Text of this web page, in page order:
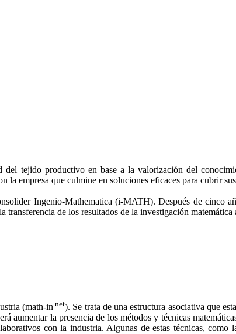
tejido productivo en base a la valorización del
empresa que culmine en soluciones eficaces para cubrir
Ingenio-Mathematica (i-MATH). Después de cinco
de los resultados de la investigación matemática
(math-in .net). Se trata de una estructura asociativa que
aumentar la presencia de los métodos y técnicas
con la industria. Algunas de estas técnicas, como